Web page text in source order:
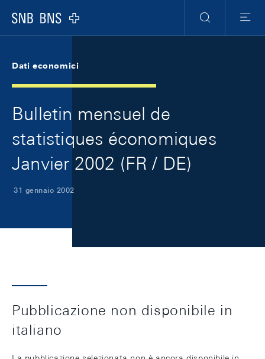
Logo
Ricerca
Menu
Dati economici
Bulletin mensuel de
statistiques économiques
Janvier 2002 (FR / DE)
31 gennaio 2002
Pubblicazione non disponibile in
italiano